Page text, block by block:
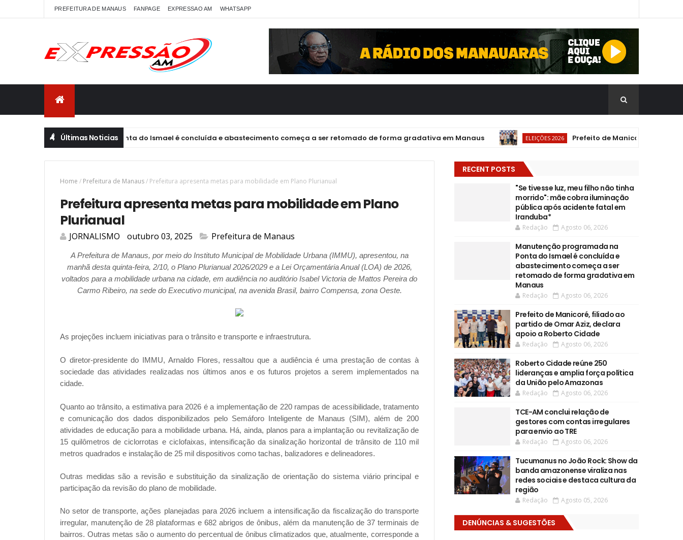
PREFEITURA DE MANAUS FANPAGE EXPRESSAO AM WHATSAPP
Últimas Noticias
programada na Ponta do Ismael é concluída e abastecimento começa a ser retomado de forma gradativa em Manaus ELEIÇÕES 2026 Prefeito de Manicoré, filiado ao
Home / Prefeitura de Manaus/ Prefeitura apresenta metas para mobilidade em Plano Plurianual
Prefeitura apresenta metas para mobilidade em Plano
Plurianual
JORNALISMO outubro 03, 2025 Prefeitura de Manaus
A Prefeitura de Manaus, por meio do Instituto Municipal de Mobilidade Urbana (IMMU), apresentou, na
manhã desta quinta-feira, 2/10, o Plano Plurianual 2026/2029 e a Lei Orçamentária Anual (LOA) de 2026,
voltados para a mobilidade urbana na cidade, em audiência no auditório Isabel Victoria de Mattos Pereira do
Carmo Ribeiro, na sede do Executivo municipal, na avenida Brasil, bairro Compensa, zona Oeste.
As projeções incluem iniciativas para o trânsito e transporte e infraestrutura.
O diretor-presidente do IMMU, Arnaldo Flores, ressaltou que a audiência é uma prestação de contas à
sociedade das atividades realizadas nos últimos anos e os futuros projetos a serem implementados na
cidade.
Quanto ao trânsito, a estimativa para 2026 é a implementação de 220 rampas de acessibilidade, tratamento
e comunicação dos dados disponibilizados pelo Semáforo Inteligente de Manaus (SIM), além de 200
atividades de educação para a mobilidade urbana. Há, ainda, planos para a implantação ou revitalização de
15 quilômetros de ciclorrotas e ciclofaixas, intensificação da sinalização horizontal de trânsito de 110 mil
metros quadrados e instalação de 25 mil dispositivos como tachas, balizadores e delineadores.
Outras medidas são a revisão e substituição da sinalização de orientação do sistema viário principal e
participação da revisão do plano de mobilidade.
No setor de transporte, ações planejadas para 2026 incluem a intensificação da fiscalização do transporte
irregular, manutenção de 28 plataformas e 682 abrigos de ônibus, além da manutenção de 37 terminais de
bairros. Outras metas são o aumento do percentual de ônibus climatizados que, atualmente, corresponde a
RECENT POSTS
"Se tivesse luz, meu filho não tinha
morrido": mãe cobra iluminação
pública após acidente fatal em
Iranduba*
Redação Agosto 06, 2026
Manutenção programada na
Ponta do Ismael é concluída e
abastecimento começa a ser
retomado de forma gradativa em
Manaus
Redação Agosto 06, 2026
Prefeito de Manicoré, filiado ao
partido de Omar Aziz, declara
apoio a Roberto Cidade
Redação Agosto 06, 2026
Roberto Cidade reúne 250
lideranças e amplia força política
da União pelo Amazonas
Redação Agosto 06, 2026
TCE-AM conclui relação de
gestores com contas irregulares
para envio ao TRE
Redação Agosto 06, 2026
Tucumanus no João Rock: Show da
banda amazonense viraliza nas
redes sociais e destaca cultura da
região
Redação Agosto 05, 2026
DENÚNCIAS & SUGESTÕES